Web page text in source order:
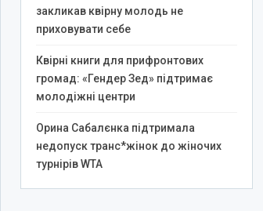
закликав квірну молодь не
приховувати себе
Квірні книги для прифронтових
громад: «Гендер Зед» підтримає
молодіжні центри
Орина Сабалєнка підтримала
недопуск транс*жінок до жіночих
турнірів WTA